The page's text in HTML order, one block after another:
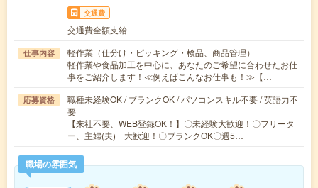
交通費
交通費全額支給
仕事内容
軽作業（仕分け・ピッキング・検品、商品管理）
軽作業や食品加工を中心に、あなたのご希望に合わせたお仕
事をご紹介します！≪例えばこんなお仕事も！≫【…
応募資格
職種未経験OK / ブランクOK / パソコンスキル不要 / 英語力不
要
【来社不要、WEB登録OK！】〇未経験大歓迎！〇フリータ
ー、主婦(夫) 大歓迎！〇ブランクOK〇週5…
職場の雰囲気